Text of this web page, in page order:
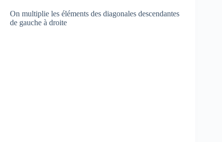
On multiplie les éléments des diagonales descendantes
de gauche à droite